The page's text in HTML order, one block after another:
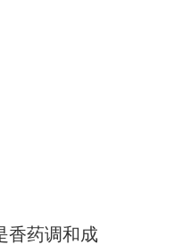
香药调和成